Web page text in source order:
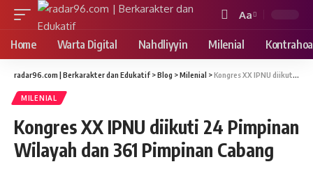
Font
Resizer
Aa
Home Warta Digital Nahdliyyin Milenial
radar96.com | Berkarakter dan Edukatif >Blog >Milenial >Kongres XX IPNU diikuti 24 Pimpinan Wilayah dan 361 Pimpinan Cabang
MILENIAL
Kongres XX IPNU diikuti 24 Pimpinan
Wilayah dan 361 Pimpinan Cabang